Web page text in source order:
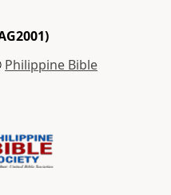
Philippine Bible